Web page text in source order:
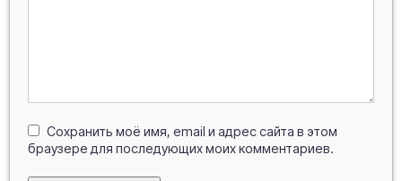
Сохранить моё имя, email и адрес сайта в этом
браузере для последующих моих комментариев.